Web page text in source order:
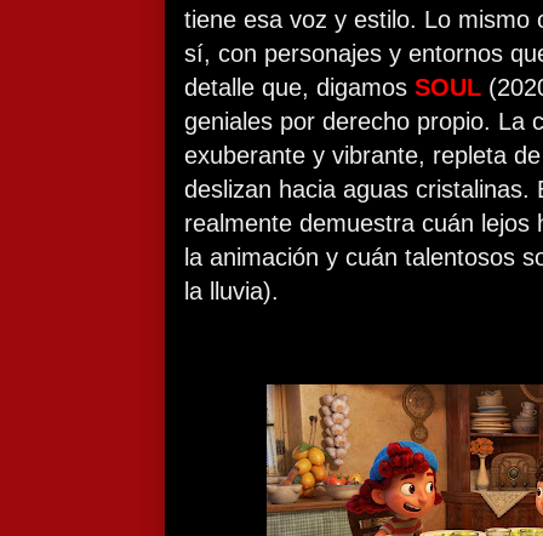
tiene esa voz y estilo. Lo mismo
sí, con personajes y entornos
detalle que, digamos SOUL
geniales por derecho propio. La
exuberante y vibrante, repleta
deslizan hacia aguas cristalinas.
realmente demuestra cuán lejos
la animación y cuán talentosos
la lluvia).